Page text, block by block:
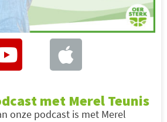
met Merel Teunis
onze podcast is met Merel